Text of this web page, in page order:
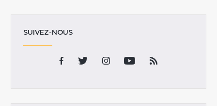
SUIVEZ-NOUS